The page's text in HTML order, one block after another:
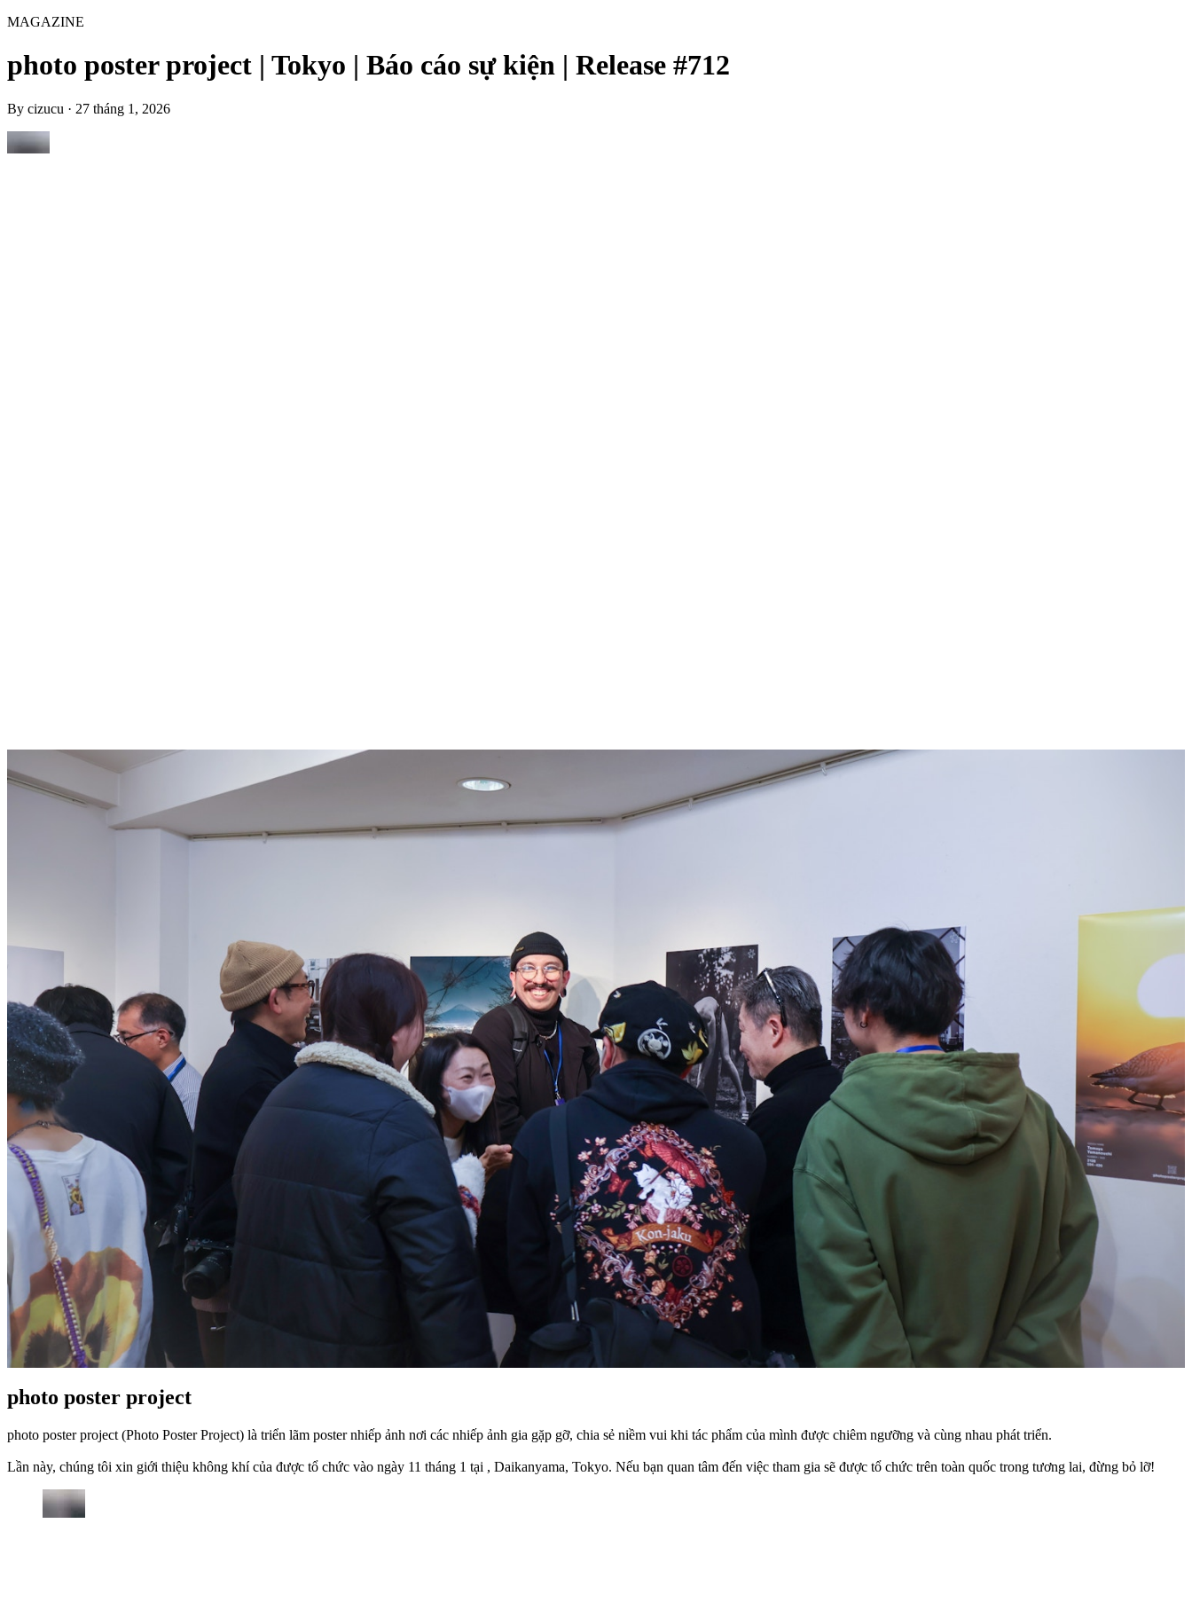
MAGAZINE
photo poster project | Tokyo | Báo cáo sự kiện | Release #712
By cizucu · 27 tháng 1, 2026
photo poster project
photo poster project (Photo Poster Project) là triển lãm poster nhiếp ảnh nơi các nhiếp ảnh gia gặp gỡ, chia sẻ niềm vui khi tác phẩm của mình được chiêm ngưỡng và cùng nhau phát triển.
Lần này, chúng tôi xin giới thiệu không khí của được tổ chức vào ngày 11 tháng 1 tại , Daikanyama, Tokyo. Nếu bạn quan tâm đến việc tham gia sẽ được tổ chức trên toàn quốc trong tương lai, đừng bỏ lỡ!